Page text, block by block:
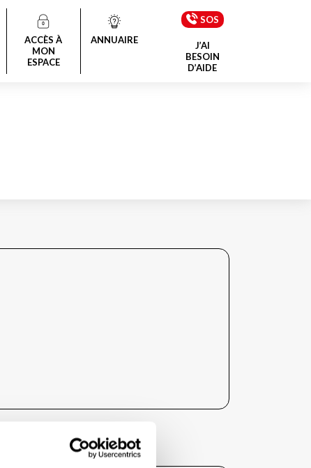
ACCÈS À
MON
ESPACE
ANNUAIRE
SOS
J’AI
BESOIN
D’AIDE